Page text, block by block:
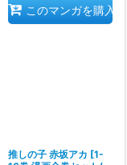
このマンガを購入
推しの子 赤坂アカ [1-